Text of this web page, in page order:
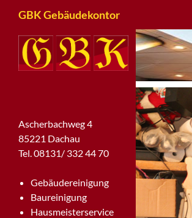
GBK Gebäudekontor
Ascherbachweg 4
85221 Dachau
Tel. 08131/ 332 44 70
Gebäudereinigung
Baureinigung
Hausmeisterservice